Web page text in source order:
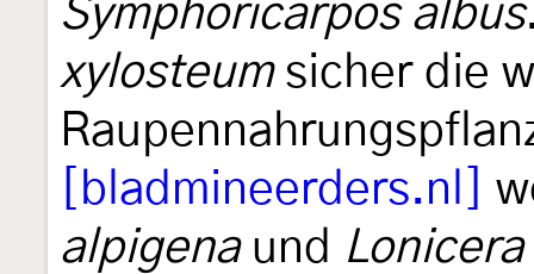
Symphoricarpos albus
xylosteumsicher die
[bladmineerders.nl]
alpigenaund